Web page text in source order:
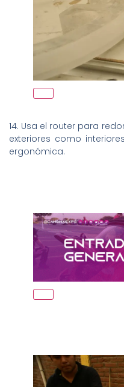
14. Usa el router para
exteriores como
ergonómica.